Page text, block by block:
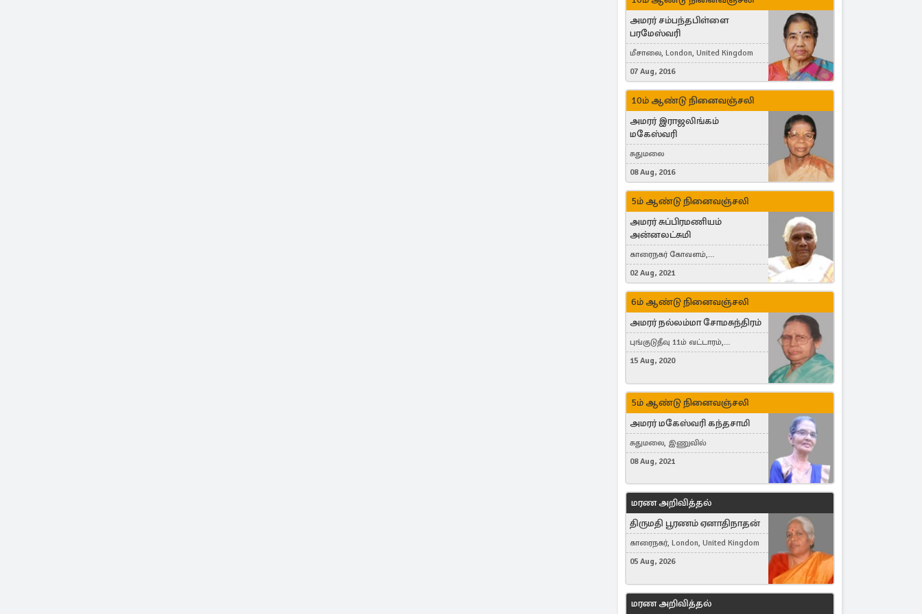
அமரர் சம்பந்தபிள்ளை
பரமேஸ்வரி
மீசாலை, London, United Kingdom
07 Aug, 2016
10ம் ஆண்டு நினைவஞ்சலி
அமரர் இராஜலிங்கம்
மகேஸ்வரி
சுதுமலை
08 Aug, 2016
5ம் ஆண்டு நினைவஞ்சலி
அமரர் சுப்பிரமணியம்
அன்னலட்சுமி
காரைநகர் கோவளம்,
வெள்ளவத்தை
02 Aug, 2021
6ம் ஆண்டு நினைவஞ்சலி
அமரர் நல்லம்மா சோமசுந்திரம்
புங்குடுதீவு 11ம் வட்டாரம்,
கொட்டாஞ்சேனை
15 Aug, 2020
5ம் ஆண்டு நினைவஞ்சலி
அமரர் மகேஸ்வரி கந்தசாமி
சுதுமலை, இணுவில்
08 Aug, 2021
மரண அறிவித்தல்
திருமதி பூரணம் ஏனாதிநாதன்
காரைநகர், London, United Kingdom
05 Aug, 2026
மரண அறிவித்தல்